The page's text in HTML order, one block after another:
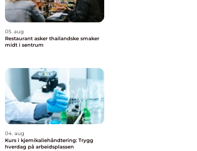
05. aug
Restaurant asker thailandske smaker
midt i sentrum
04. aug
Kurs i kjemikaliehåndtering: Trygg
hverdag på arbeidsplassen